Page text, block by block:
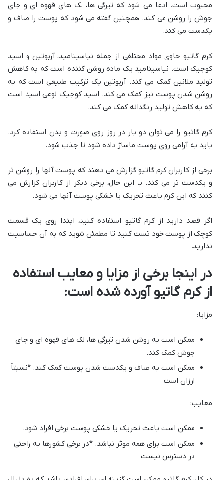
محبوب است. ادعا می شود که تیرگی ها، لک های قهوه ای و جای
جوش را روشن می کند. همچنین گفته می شود که پوست را صاف و
یکدست می کند.
کرم گاتیو حاوی مواد مختلفی از جمله نیاسینامید، آربوتین و اسید
کوجیک است. نیاسینامید یک ماده روشن کننده است که به کاهش
تولید ملانین کمک می کند. آربوتین یک ترکیب طبیعی است که به
روشن شدن پوست نیز کمک می کند. اسید کوجیک نوعی اسید است
که به کاهش تولید رنگدانه کمک می کند.
کرم گاتیو را می توان دو بار در روز روی صورت و بدن استفاده کرد.
باید به آرامی روی پوست ماساژ داده شود تا جذب شود.
برخی از کاربران کرم گاتیو گزارش می دهند که پوست آنها را روشن تر
و یکدست تر می کند. با این حال، برخی دیگر از کاربران گزارش می
کنند که این کرم باعث تحریک یا خشکی پوست آنها می شود.
اگر قصد دارید از کرم گاتیو استفاده کنید، ابتدا روی یک قسمت
کوچک از پوست خود تست کنید تا مطمئن شوید که به آن حساسیت
ندارید.
در اینجا برخی از مزایا و معایب استفاده
از کرم گاتیو آورده شده است:
مزایا:
ممکن است به روشن شدن تیرگی ها، لک های قهوه ای و جای
جوش کمک کند.
ممکن است به صاف و یکدست شدن پوست کمک کند. *نسبتاً
ارزان است
معایب:
ممکن است باعث تحریک یا خشکی پوست برخی افراد شود.
ممکن است برای همه موثر نباشد. *در برخی کشورها به راحتی
در دسترس نیست